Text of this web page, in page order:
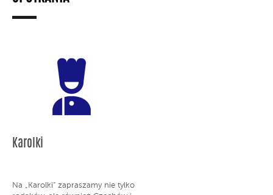
Karolki
Na „Karolki” zapraszamy nie tylko